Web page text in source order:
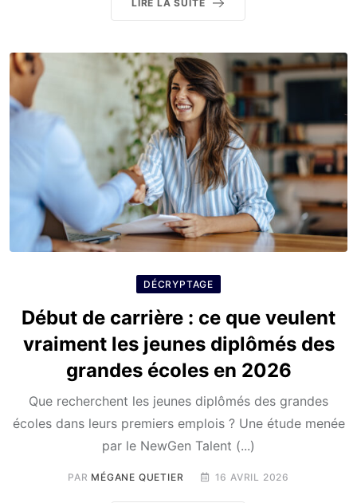
LIRE LA SUITE
DÉCRYPTAGE
Début de carrière : ce que veulent
vraiment les jeunes diplômés des
grandes écoles en 2026
Que recherchent les jeunes diplômés des grandes
écoles dans leurs premiers emplois ? Une étude menée
par le NewGen Talent (...)
PAR MÉGANE QUETIER 16 AVRIL 2026